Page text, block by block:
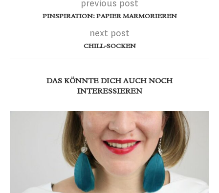
previous post
PINSPIRATION: PAPIER MARMORIEREN
next post
CHILL-SOCKEN
DAS KÖNNTE DICH AUCH NOCH
INTERESSIEREN